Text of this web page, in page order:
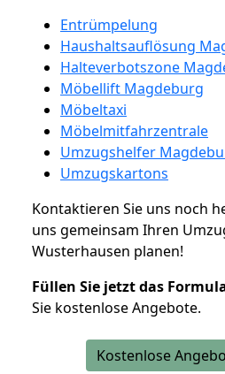
Entrümpelung
Haushaltsauflösung
Halteverbotszone
Möbellift Magdeburg
Möbeltaxi
Möbelmitfahrzentrale
Umzugshelfer
Umzugskartons
Kontaktieren Sie uns noch
uns gemeinsam Ihren
Wusterhausen planen!
Füllen Sie jetzt das
Sie kostenlose Angebote.
Kostenlose